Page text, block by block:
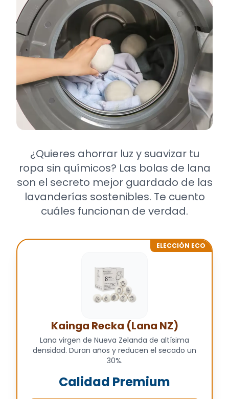
¿Quieres ahorrar luz y suavizar tu
ropa sin químicos? Las bolas de lana
son el secreto mejor guardado de las
lavanderías sostenibles. Te cuento
cuáles funcionan de verdad.
ELECCIÓN ECO
Kainga Recka (Lana NZ)
Lana virgen de Nueva Zelanda de altísima
densidad. Duran años y reducen el secado un
30%.
Calidad Premium